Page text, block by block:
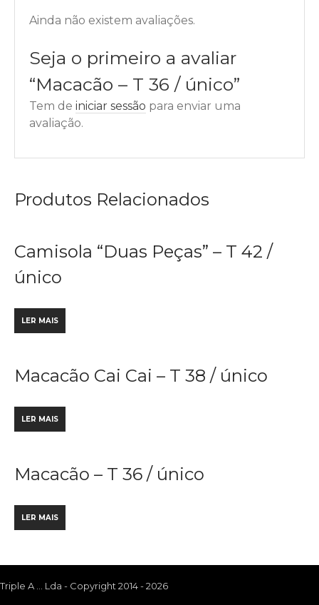
Ainda não existem avaliações.
Seja o primeiro a avaliar
“Macacão – T 36 / único”
Tem de iniciar sessão para enviar uma
avaliação.
Produtos Relacionados
Camisola “Duas Peças” – T 42 /
único
LER MAIS
Macacão Cai Cai – T 38 / único
LER MAIS
Macacão – T 36 / único
LER MAIS
Triple A ... Lda - Copyright 2014 - 2026